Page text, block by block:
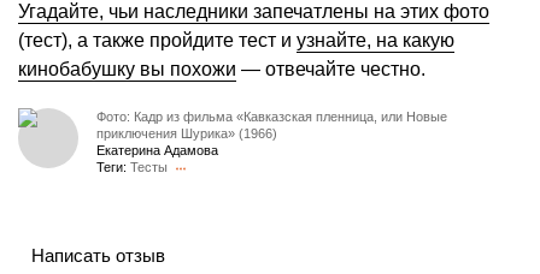
Угадайте, чьи наследники запечатлены на этих фото
(тест), а также пройдите тест и узнайте, на какую
кинобабушку вы похожи — отвечайте честно.
Фото: Кадр из фильма «Кавказская пленница, или Новые
приключения Шурика» (1966)
Екатерина Адамова
Теги: Тесты
Написать отзыв